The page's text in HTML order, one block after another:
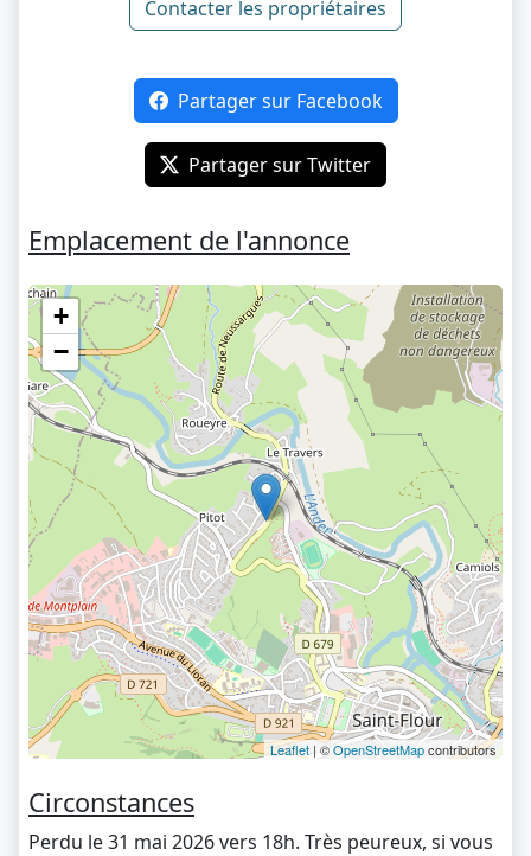
Contacter les propriétaires
Partager sur Facebook
Partager sur Twitter
Emplacement de l'annonce
+
−
Leaflet | ©OpenStreetMapcontributors
Circonstances
Perdu le 31 mai 2026 vers 18h. Très peureux, si vous